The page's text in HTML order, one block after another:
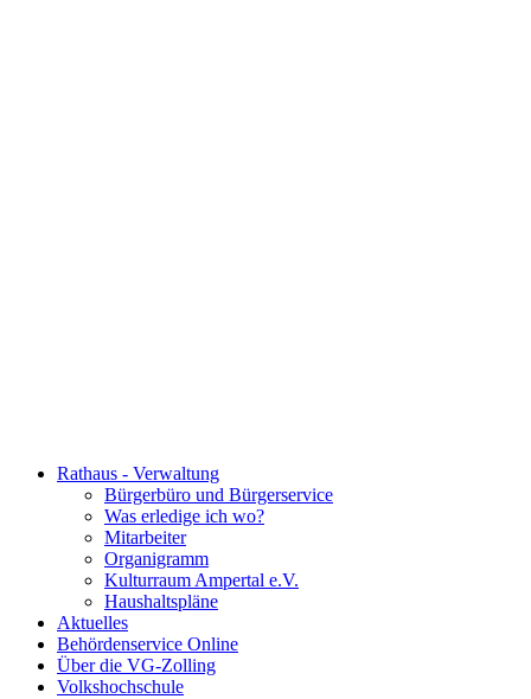
Rathaus - Verwaltung
Bürgerbüro und Bürgerservice
Was erledige ich wo?
Mitarbeiter
Organigramm
Kulturraum Ampertal e.V.
Haushaltspläne
Aktuelles
Behördenservice Online
Über die VG-Zolling
Volkshochschule